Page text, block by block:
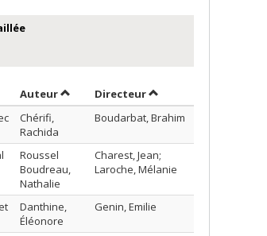
AuteurTrier par auteur en ordre croissant
Directeurpar contributeur en
Chérifi,
Rachida
Boudarbat, Brahim
Roussel
Boudreau,
Nathalie
Charest, Jean;
Laroche, Mélanie
Danthine,
Éléonore
Genin, Emilie